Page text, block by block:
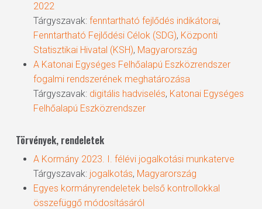
2022
Tárgyszavak: fenntartható fejlődés indikátorai,
Fenntartható Fejlődési Célok (SDG), Központi
Statisztikai Hivatal (KSH), Magyarország
A Katonai Egységes Felhőalapú Eszközrendszer
fogalmi rendszerének meghatározása
Tárgyszavak: digitális hadviselés, Katonai Egységes
Felhőalapú Eszközrendszer
Törvények, rendeletek
A Kormány 2023. I. félévi jogalkotási munkaterve
Tárgyszavak: jogalkotás, Magyarország
Egyes kormányrendeletek belső kontrollokkal
összefüggő módosításáról